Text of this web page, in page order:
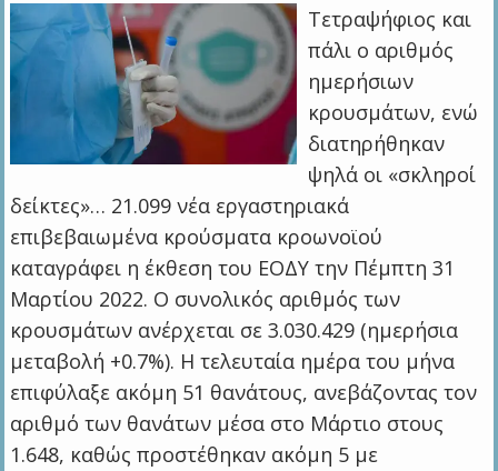
Τετραψήφιος και
πάλι ο αριθμός
ημερήσιων
κρουσμάτων, ενώ
διατηρήθηκαν
ψηλά οι «σκληροί
δείκτες»… 21.099 νέα εργαστηριακά
επιβεβαιωμένα κρούσματα κροωνοϊού
καταγράφει η έκθεση του ΕΟΔΥ την Πέμπτη 31
Μαρτίου 2022. Ο συνολικός αριθμός των
κρουσμάτων ανέρχεται σε 3.030.429 (ημερήσια
μεταβολή +0.7%). Η τελευταία ημέρα του μήνα
επιφύλαξε ακόμη 51 θανάτους, ανεβάζοντας τον
αριθμό των θανάτων μέσα στο Μάρτιο στους
1.648, καθώς προστέθηκαν ακόμη 5 με